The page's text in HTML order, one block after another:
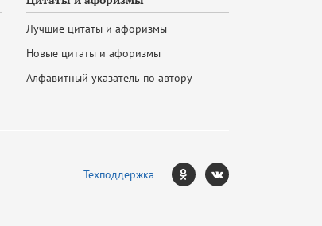
Лучшие цитаты и афоризмы
Новые цитаты и афоризмы
Алфавитный указатель по автору
Техподдержка